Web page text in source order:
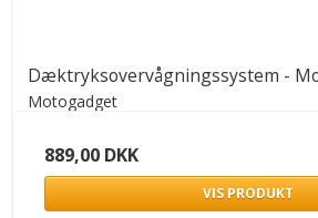
Dæktryksovervågningssystem -
Motogadget
889,00 DKK
VIS PRODUKT